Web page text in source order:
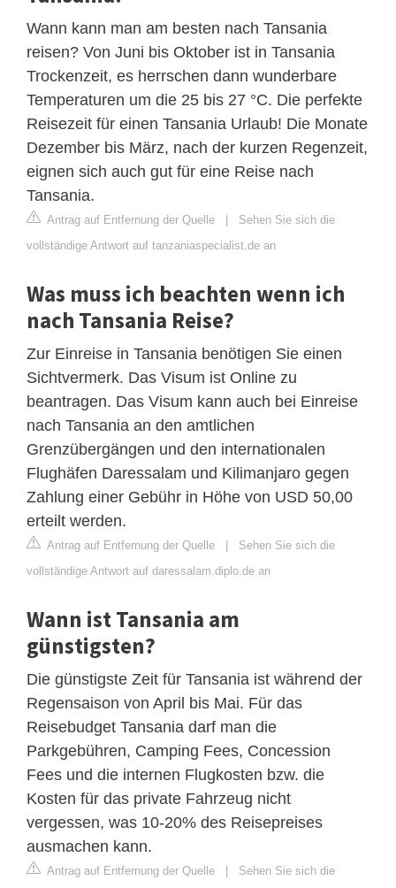
Wann kann man am besten nach Tansania
reisen? Von Juni bis Oktober ist in Tansania
Trockenzeit, es herrschen dann wunderbare
Temperaturen um die 25 bis 27 °C. Die perfekte
Reisezeit für einen Tansania Urlaub! Die Monate
Dezember bis März, nach der kurzen Regenzeit,
eignen sich auch gut für eine Reise nach
Tansania.
Antrag auf Entfernung der Quelle | Sehen Sie sich die
vollständige Antwort auf tanzaniaspecialist.de an
Was muss ich beachten wenn ich
nach Tansania Reise?
Zur Einreise in Tansania benötigen Sie einen
Sichtvermerk. Das Visum ist Online zu
beantragen. Das Visum kann auch bei Einreise
nach Tansania an den amtlichen
Grenzübergängen und den internationalen
Flughäfen Daressalam und Kilimanjaro gegen
Zahlung einer Gebühr in Höhe von USD 50,00
erteilt werden.
Antrag auf Entfernung der Quelle | Sehen Sie sich die
vollständige Antwort auf daressalam.diplo.de an
Wann ist Tansania am
günstigsten?
Die günstigste Zeit für Tansania ist während der
Regensaison von April bis Mai. Für das
Reisebudget Tansania darf man die
Parkgebühren, Camping Fees, Concession
Fees und die internen Flugkosten bzw. die
Kosten für das private Fahrzeug nicht
vergessen, was 10-20% des Reisepreises
ausmachen kann.
Antrag auf Entfernung der Quelle | Sehen Sie sich die